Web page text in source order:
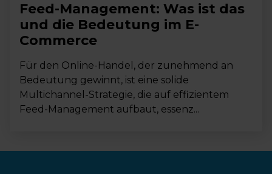
Feed-Management: Was ist das
und die Bedeutung im E-
Commerce
Für den Online-Handel, der zunehmend an
Bedeutung gewinnt, ist eine solide
Multichannel-Strategie, die auf effizientem
Feed-Management aufbaut, essenz...